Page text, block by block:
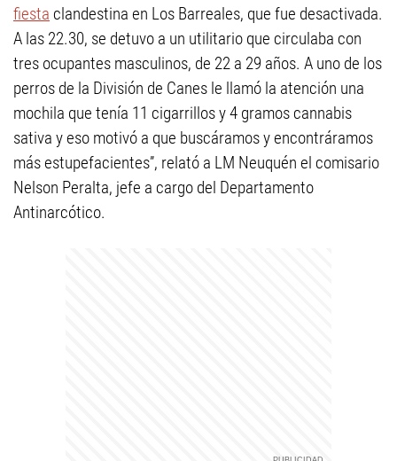
fiesta clandestina en Los Barreales, que fue desactivada.
A las 22.30, se detuvo a un utilitario que circulaba con
tres ocupantes masculinos, de 22 a 29 años. A uno de los
perros de la División de Canes le llamó la atención una
mochila que tenía 11 cigarrillos y 4 gramos cannabis
sativa y eso motivó a que buscáramos y encontráramos
más estupefacientes”, relató a LM Neuquén el comisario
Nelson Peralta, jefe a cargo del Departamento
Antinarcótico.